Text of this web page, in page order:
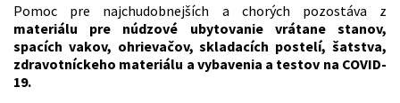
Pomoc pre najchudobnejších a chorých pozostáva z
materiálu pre núdzové ubytovanie vrátane stanov,
spacích vakov, ohrievačov, skladacích postelí, šatstva,
zdravotníckeho materiálu a vybavenia a testov na COVID-
19.